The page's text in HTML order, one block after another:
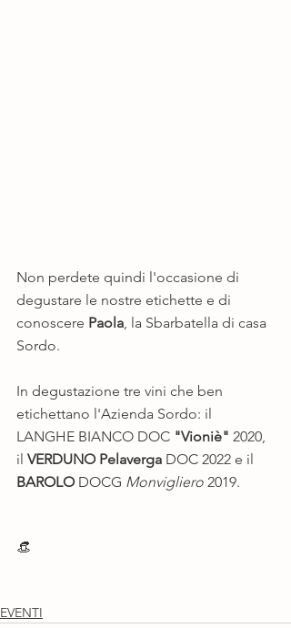
Non perdete quindi l'occasione di
degustare le nostre etichette e di
conoscere Paola, la Sbarbatella di casa
Sordo.
In degustazione tre vini che ben
etichettano l'Azienda Sordo: il
LANGHE BIANCO DOC "Vioniè" 2020,
il VERDUNO Pelaverga DOC 2022 e il
BAROLO DOCG Monvigliero 2019.
👒
EVENTI